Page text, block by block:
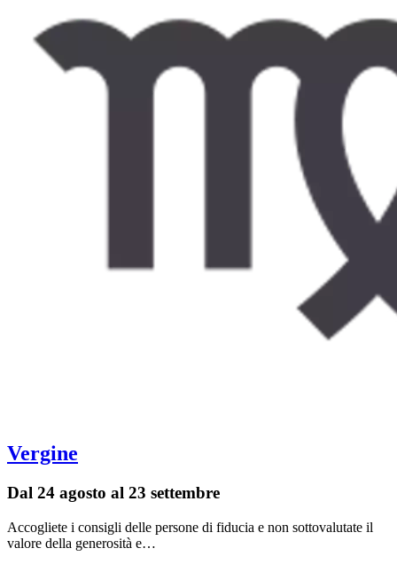
Vergine
Dal 24 agosto al 23 settembre
Accogliete i consigli delle persone di fiducia e non sottovalutate il
valore della generosità e…